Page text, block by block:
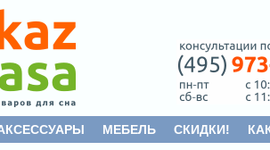
МЕБЕЛЬ СКИДКИ!